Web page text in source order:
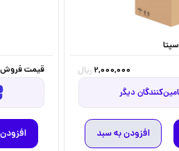
سپتا
2,000,000 ریال
افزودن به سبد
قیمت فروش